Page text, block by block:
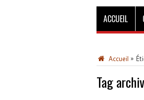
ACCUEIL
Accueil »
Tag